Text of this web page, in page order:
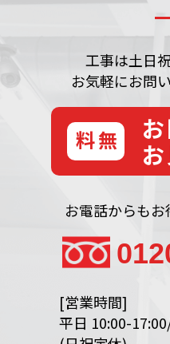
工事は土日
お気軽にお問
無料
お電話からもお
[営業時間]
平日 10:00-